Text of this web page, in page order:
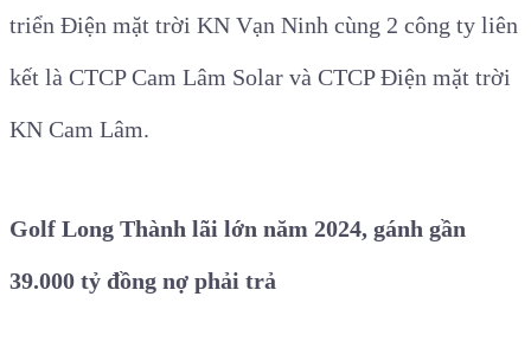
triển Điện mặt trời KN Vạn Ninh cùng 2 công ty liên
kết là CTCP Cam Lâm Solar và CTCP Điện mặt trời
KN Cam Lâm.
Golf Long Thành lãi lớn năm 2024, gánh gần
39.000 tỷ đồng nợ phải trả